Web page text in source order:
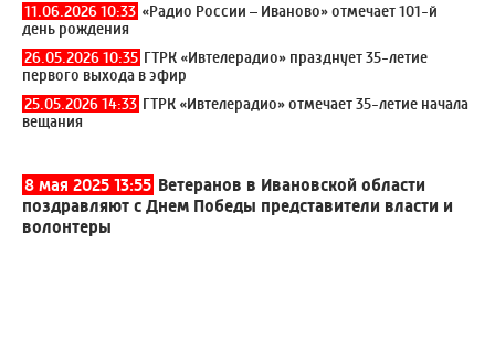
11.06.2026 10:33 «Радио России – Иваново» отмечает 101-й
день рождения
26.05.2026 10:35 ГТРК «Ивтелерадио» празднует 35-летие
первого выхода в эфир
25.05.2026 14:33 ГТРК «Ивтелерадио» отмечает 35-летие начала
вещания
8 мая 2025 13:55 Ветеранов в Ивановской области
поздравляют с Днем Победы представители власти и
волонтеры